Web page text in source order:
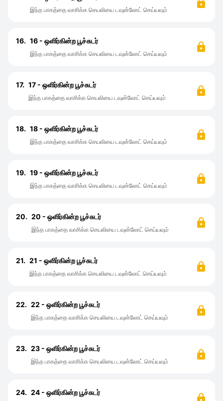
இந்த பாகத்தை வாசிக்க செயலியை டவுன்லோட் செய்யவும்
16. 16 - ஒளிர்கின்ற பூச்சுடர்
இந்த பாகத்தை வாசிக்க செயலியை டவுன்லோட் செய்யவும்
17. 17 - ஒளிர்கின்ற பூச்சுடர்
இந்த பாகத்தை வாசிக்க செயலியை டவுன்லோட் செய்யவும்
18. 18 - ஒளிர்கின்ற பூச்சுடர்
இந்த பாகத்தை வாசிக்க செயலியை டவுன்லோட் செய்யவும்
19. 19 - ஒளிர்கின்ற பூச்சுடர்
இந்த பாகத்தை வாசிக்க செயலியை டவுன்லோட் செய்யவும்
20. 20 - ஒளிர்கின்ற பூச்சுடர்
இந்த பாகத்தை வாசிக்க செயலியை டவுன்லோட் செய்யவும்
21. 21 - ஒளிர்கின்ற பூச்சுடர்
இந்த பாகத்தை வாசிக்க செயலியை டவுன்லோட் செய்யவும்
22. 22 - ஒளிர்கின்ற பூச்சுடர்
இந்த பாகத்தை வாசிக்க செயலியை டவுன்லோட் செய்யவும்
23. 23 - ஒளிர்கின்ற பூச்சுடர்
இந்த பாகத்தை வாசிக்க செயலியை டவுன்லோட் செய்யவும்
24. 24 - ஒளிர்கின்ற பூச்சுடர்